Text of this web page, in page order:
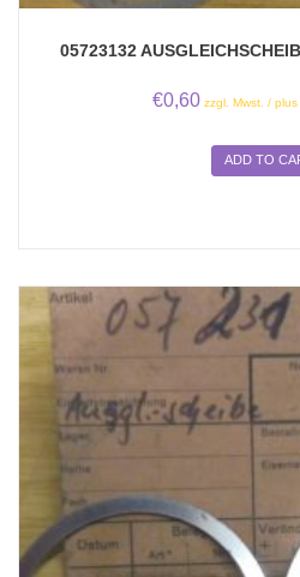
05723132
€0,60 zzgl. Mwst. /
ADD TO